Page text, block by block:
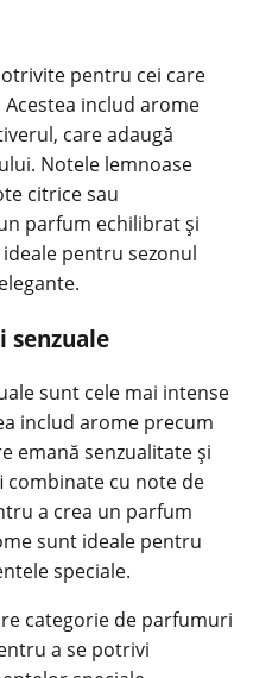
pentru cei care
includ arome
care adaugă
Notele lemnoase
citrice sau
parfum echilibrat și
pentru sezonul
senzuale
sunt cele mai intense
includ arome precum
emană senzualitate și
cu note de
a crea un parfum
sunt ideale pentru
speciale.
categorie de parfumuri
a se potrivi